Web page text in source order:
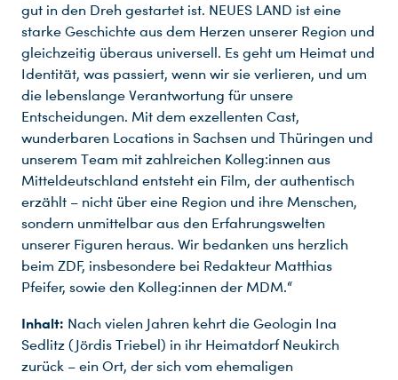
gut in den Dreh gestartet ist. NEUES LAND ist eine
starke Geschichte aus dem Herzen unserer Region und
gleichzeitig überaus universell. Es geht um Heimat und
Identität, was passiert, wenn wir sie verlieren, und um
die lebenslange Verantwortung für unsere
Entscheidungen. Mit dem exzellenten Cast,
wunderbaren Locations in Sachsen und Thüringen und
unserem Team mit zahlreichen Kolleg:innen aus
Mitteldeutschland entsteht ein Film, der authentisch
erzählt – nicht über eine Region und ihre Menschen,
sondern unmittelbar aus den Erfahrungswelten
unserer Figuren heraus. Wir bedanken uns herzlich
beim ZDF, insbesondere bei Redakteur Matthias
Pfeifer, sowie den Kolleg:innen der MDM.“
Inhalt: Nach vielen Jahren kehrt die Geologin Ina
Sedlitz (Jördis Triebel) in ihr Heimatdorf Neukirch
zurück – ein Ort, der sich vom ehemaligen